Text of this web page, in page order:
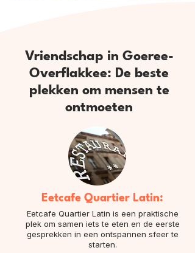
Vriendschap in Goeree-
Overflakkee: De beste
plekken om mensen te
ontmoeten
Eetcafe Quartier Latin:
Eetcafe Quartier Latin is een praktische
plek om samen iets te eten en de eerste
gesprekken in een ontspannen sfeer te
starten.